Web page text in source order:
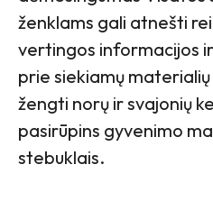
ženklams gali atnešti
vertingos informacijos
prie siekiamų
žengti norų ir svajonių
pasirūpins gyvenimo
stebuklais.